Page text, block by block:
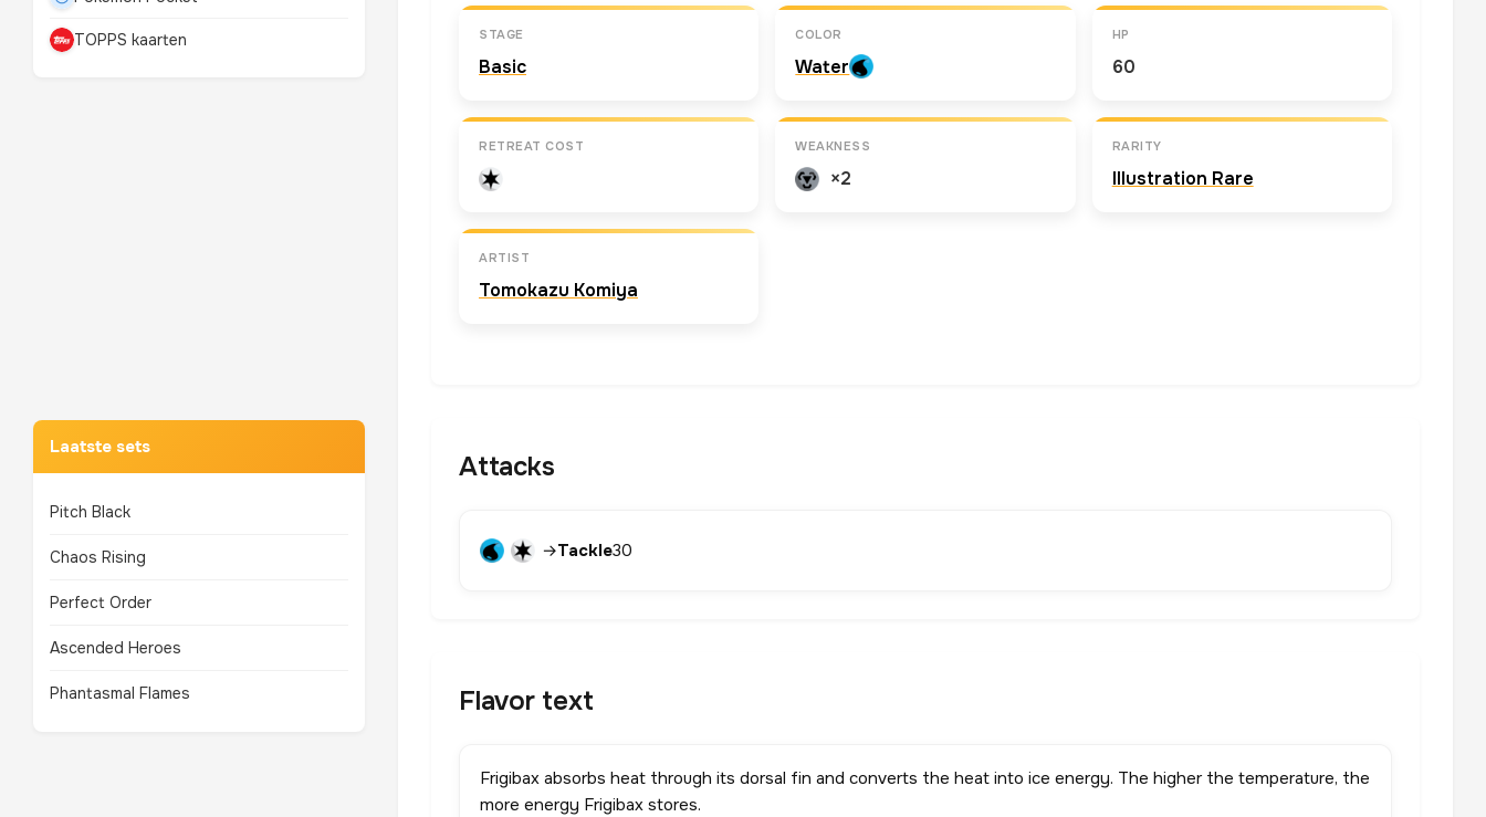
TOPPS kaarten
TOP 10 POKEMON
Laatste sets
Pitch Black
Chaos Rising
Perfect Order
Ascended Heroes
Phantasmal Flames
STAGE
Basic
COLOR
Water
HP
60
RETREAT COST WEAKNESS
×2
RARITY
Illustration Rare
ARTIST
Tomokazu Komiya
Attacks
→Tackle30
Flavor text
Frigibax absorbs heat through its dorsal fin and converts the heat into ice energy. The higher the temperature, the
more energy Frigibax stores.